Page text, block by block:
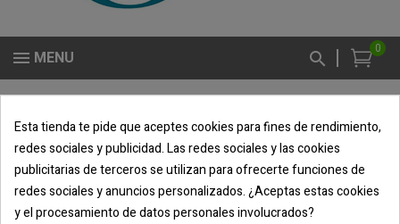
0
MENU
Our stores
CONTÁCTANOS
Esta tienda te pide que aceptes cookies para fines de rendimiento,
redes sociales y publicidad. Las redes sociales y las cookies
publicitarias de terceros se utilizan para ofrecerte funciones de
redes sociales y anuncios personalizados. ¿Aceptas estas cookies
y el procesamiento de datos personales involucrados?